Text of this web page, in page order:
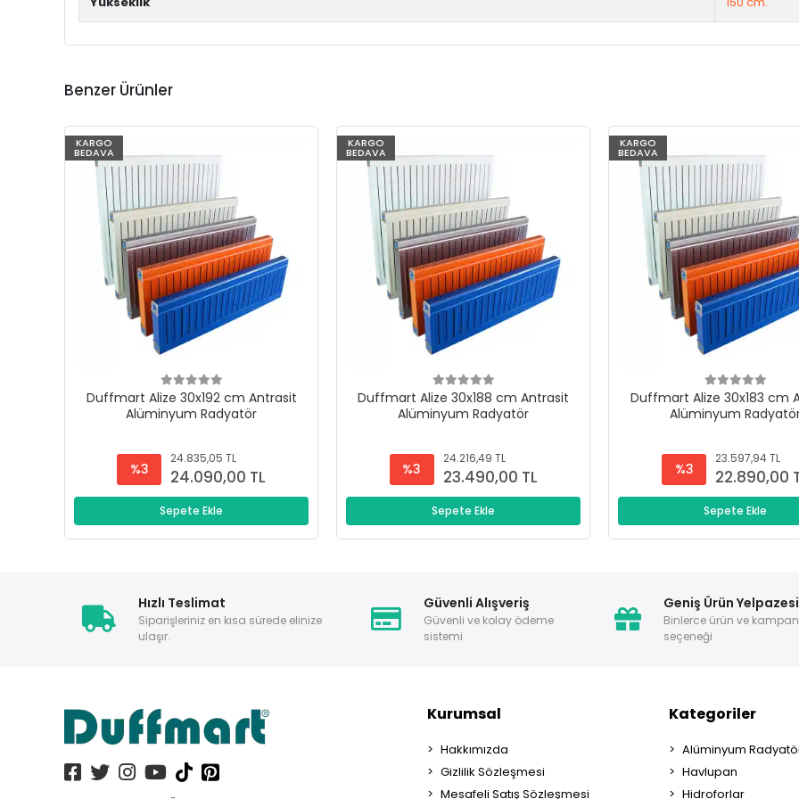
Benzer Ürünler
KARGO
BEDAVA
Duffmart Alize 30x192 cm Antrasit
Alüminyum Radyatör
%3
24.835,05 TL
24.090,00 TL
Sepete Ekle
KARGO
BEDAVA
Duffmart Alize 30x188 cm Antrasit
Alüminyum Radyatör
%3
24.216,49 TL
23.490,00 TL
Sepete Ekle
KARGO
BEDAVA
Duffmart Alize 30x183 cm
Alüminyum
%3
23.597,94 TL
22.890,00
Sepete Ekle
Hızlı Teslimat
Siparişleriniz en kısa sürede elinize
ulaşır.
Güvenli Alışveriş
Güvenli ve kolay ödeme
sistemi
Geniş Ürün Yelpazesi
Binlerce ürün ve
seçeneği
Kurumsal
Hakkımızda
Gizlilik Sözleşmesi
Mesafeli Satış Sözleşmesi
Kategoriler
Alüminyum
Havlupan
Hidroforlar